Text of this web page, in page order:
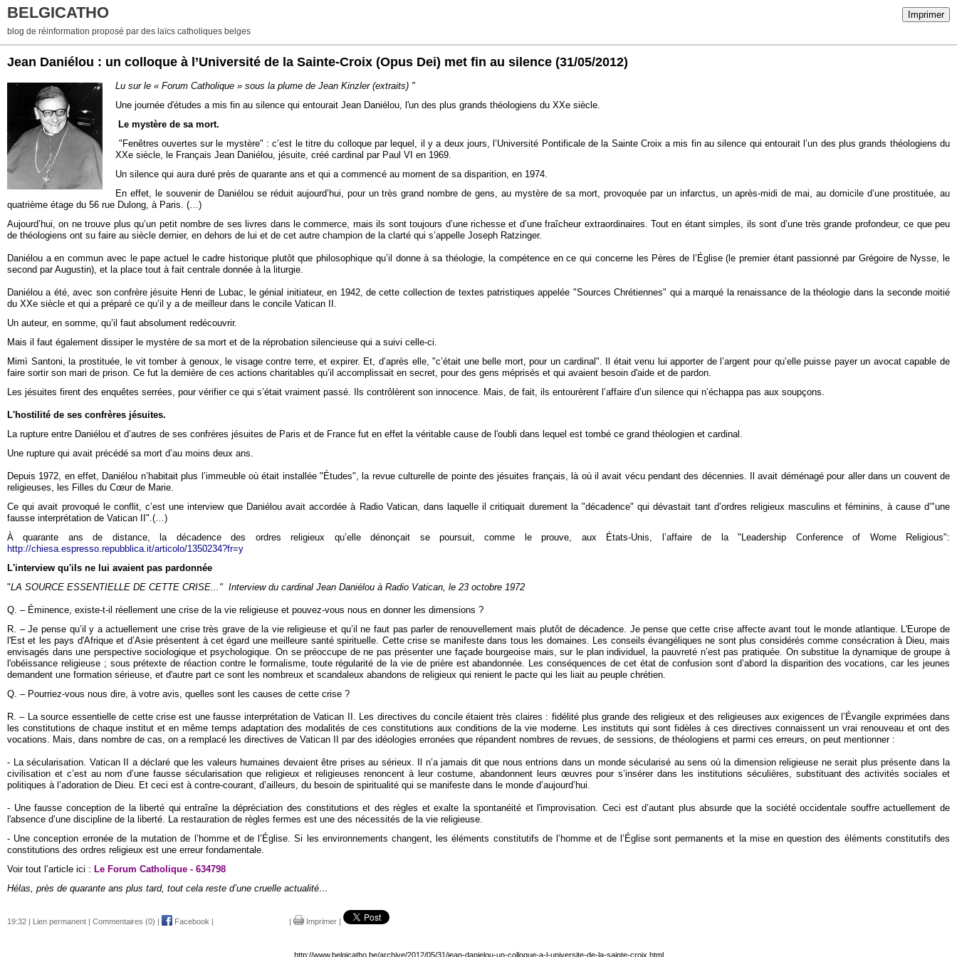
Imprimer
BELGICATHO
blog de réinformation proposé par des laïcs catholiques belges
Jean Daniélou : un colloque à l’Université de la Sainte-Croix (Opus Dei) met fin au silence (31/05/2012)
Lu sur le « Forum Catholique » sous la plume de Jean Kinzler (extraits) "
Une journée d'études a mis fin au silence qui entourait Jean Daniélou, l'un des plus grands théologiens du XXe siècle.
Le mystère de sa mort.
"Fenêtres ouvertes sur le mystère" : c’est le titre du colloque par lequel, il y a deux jours, l’Université Pontificale de la Sainte Croix a mis fin au silence qui entourait l’un des plus grands théologiens du
XXe siècle, le Français Jean Daniélou, jésuite, créé cardinal par Paul VI en 1969.
Un silence qui aura duré près de quarante ans et qui a commencé au moment de sa disparition, en 1974.
En effet, le souvenir de Daniélou se réduit aujourd’hui, pour un très grand nombre de gens, au mystère de sa mort, provoquée par un infarctus, un après-midi de mai, au domicile d’une prostituée, au
quatrième étage du 56 rue Dulong, à Paris. (…)
Aujourd’hui, on ne trouve plus qu’un petit nombre de ses livres dans le commerce, mais ils sont toujours d’une richesse et d’une fraîcheur extraordinaires. Tout en étant simples, ils sont d’une très grande profondeur, ce que peu
de théologiens ont su faire au siècle dernier, en dehors de lui et de cet autre champion de la clarté qui s’appelle Joseph Ratzinger.
Daniélou a en commun avec le pape actuel le cadre historique plutôt que philosophique qu’il donne à sa théologie, la compétence en ce qui concerne les Pères de l’Église (le premier étant passionné par Grégoire de Nysse, le
second par Augustin), et la place tout à fait centrale donnée à la liturgie.
Daniélou a été, avec son confrère jésuite Henri de Lubac, le génial initiateur, en 1942, de cette collection de textes patristiques appelée "Sources Chrétiennes" qui a marqué la renaissance de la théologie dans la seconde moitié
du XXe siècle et qui a préparé ce qu’il y a de meilleur dans le concile Vatican II.
Un auteur, en somme, qu’il faut absolument redécouvrir.
Mais il faut également dissiper le mystère de sa mort et de la réprobation silencieuse qui a suivi celle-ci.
Mimì Santoni, la prostituée, le vit tomber à genoux, le visage contre terre, et expirer. Et, d’après elle, "c’était une belle mort, pour un cardinal". Il était venu lui apporter de l’argent pour qu’elle puisse payer un avocat capable de
faire sortir son mari de prison. Ce fut la dernière de ces actions charitables qu’il accomplissait en secret, pour des gens méprisés et qui avaient besoin d'aide et de pardon.
Les jésuites firent des enquêtes serrées, pour vérifier ce qui s’était vraiment passé. Ils contrôlèrent son innocence. Mais, de fait, ils entourèrent l’affaire d’un silence qui n’échappa pas aux soupçons.
L'hostilité de ses confrères jésuites.
La rupture entre Daniélou et d’autres de ses confrères jésuites de Paris et de France fut en effet la véritable cause de l'oubli dans lequel est tombé ce grand théologien et cardinal.
Une rupture qui avait précédé sa mort d’au moins deux ans.
Depuis 1972, en effet, Daniélou n’habitait plus l’immeuble où était installée "Études", la revue culturelle de pointe des jésuites français, là où il avait vécu pendant des décennies. Il avait déménagé pour aller dans un couvent de
religieuses, les Filles du Cœur de Marie.
Ce qui avait provoqué le conflit, c’est une interview que Daniélou avait accordée à Radio Vatican, dans laquelle il critiquait durement la "décadence" qui dévastait tant d’ordres religieux masculins et féminins, à cause d’"une
fausse interprétation de Vatican II".(…)
À quarante ans de distance, la décadence des ordres religieux qu’elle dénonçait se poursuit, comme le prouve, aux États-Unis, l’affaire de la "Leadership Conference of Wome Religious":
http://chiesa.espresso.repubblica.it/articolo/1350234?fr=y
L'interview qu'ils ne lui avaient pas pardonnée
"LA SOURCE ESSENTIELLE DE CETTE CRISE..." Interview du cardinal Jean Daniélou à Radio Vatican, le 23 octobre 1972
Q. – Éminence, existe-t-il réellement une crise de la vie religieuse et pouvez-vous nous en donner les dimensions ?
R. – Je pense qu’il y a actuellement une crise très grave de la vie religieuse et qu’il ne faut pas parler de renouvellement mais plutôt de décadence. Je pense que cette crise affecte avant tout le monde atlantique. L'Europe de
l'Est et les pays d'Afrique et d’Asie présentent à cet égard une meilleure santé spirituelle. Cette crise se manifeste dans tous les domaines. Les conseils évangéliques ne sont plus considérés comme consécration à Dieu, mais
envisagés dans une perspective sociologique et psychologique. On se préoccupe de ne pas présenter une façade bourgeoise mais, sur le plan individuel, la pauvreté n’est pas pratiquée. On substitue la dynamique de groupe à
l'obéissance religieuse ; sous prétexte de réaction contre le formalisme, toute régularité de la vie de prière est abandonnée. Les conséquences de cet état de confusion sont d’abord la disparition des vocations, car les jeunes
demandent une formation sérieuse, et d'autre part ce sont les nombreux et scandaleux abandons de religieux qui renient le pacte qui les liait au peuple chrétien.
Q. – Pourriez-vous nous dire, à votre avis, quelles sont les causes de cette crise ?
R. – La source essentielle de cette crise est une fausse interprétation de Vatican II. Les directives du concile étaient très claires : fidélité plus grande des religieux et des religieuses aux exigences de l’Évangile exprimées dans
les constitutions de chaque institut et en même temps adaptation des modalités de ces constitutions aux conditions de la vie moderne. Les instituts qui sont fidèles à ces directives connaissent un vrai renouveau et ont des
vocations. Mais, dans nombre de cas, on a remplacé les directives de Vatican II par des idéologies erronées que répandent nombres de revues, de sessions, de théologiens et parmi ces erreurs, on peut mentionner :
- La sécularisation. Vatican II a déclaré que les valeurs humaines devaient être prises au sérieux. Il n’a jamais dit que nous entrions dans un monde sécularisé au sens où la dimension religieuse ne serait plus présente dans la
civilisation et c’est au nom d’une fausse sécularisation que religieux et religieuses renoncent à leur costume, abandonnent leurs œuvres pour s’insérer dans les institutions séculières, substituant des activités sociales et
politiques à l’adoration de Dieu. Et ceci est à contre-courant, d’ailleurs, du besoin de spiritualité qui se manifeste dans le monde d’aujourd’hui.
- Une fausse conception de la liberté qui entraîne la dépréciation des constitutions et des règles et exalte la spontanéité et l'improvisation. Ceci est d’autant plus absurde que la société occidentale souffre actuellement de
l'absence d’une discipline de la liberté. La restauration de règles fermes est une des nécessités de la vie religieuse.
- Une conception erronée de la mutation de l’homme et de l’Église. Si les environnements changent, les éléments constitutifs de l’homme et de l’Église sont permanents et la mise en question des éléments constitutifs des
constitutions des ordres religieux est une erreur fondamentale.
Voir tout l’article ici : Le Forum Catholique - 634798
Hélas, près de quarante ans plus tard, tout cela reste d’une cruelle actualité…
19:32 | Lien permanent | Commentaires (0) | Facebook | | Imprimer |
http://www.belgicatho.be/archive/2012/05/31/jean-danielou-un-colloque-a-l-universite-de-la-sainte-croix.html